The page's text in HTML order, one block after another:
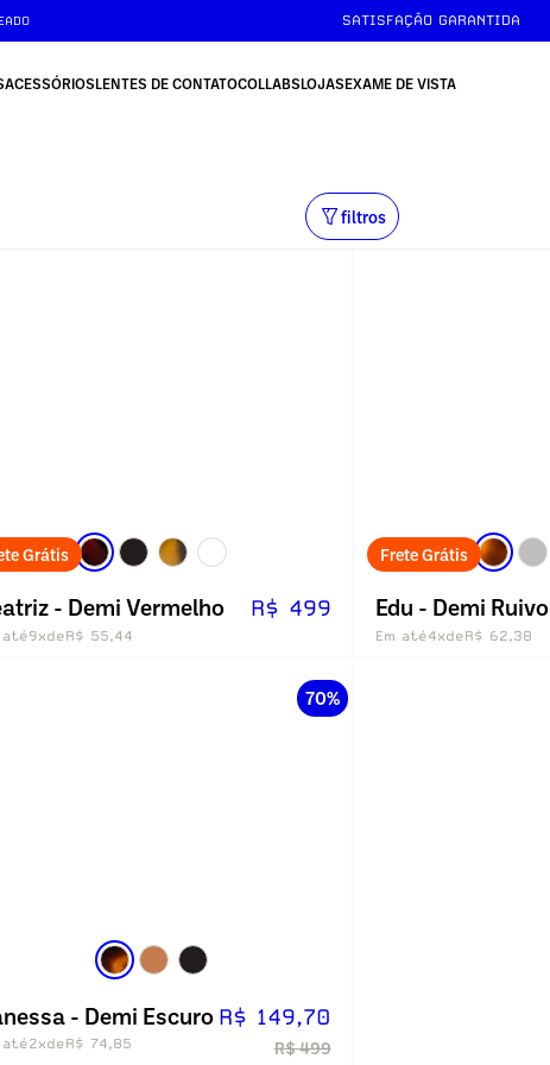
SATISFAÇÃO GARANTIDA
ACESSÓRIOSLENTES DE CONTATOCOLLABSLOJASEXAME DE VISTA
filtros
Grátis
- Demi Vermelho R$ 499
até9xdeR$ 55,44
Frete Grátis
Edu - Demi Ruivo
Em até4xdeR$ 62,38
70%
- Demi Escuro R$ 149,70
até2xdeR$ 74,85 R$ 499